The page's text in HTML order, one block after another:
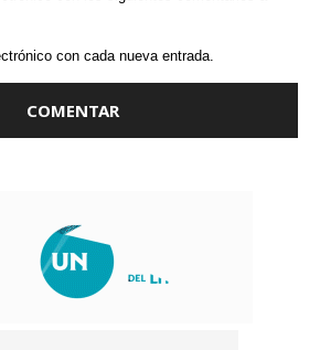
con cada nueva entrada.